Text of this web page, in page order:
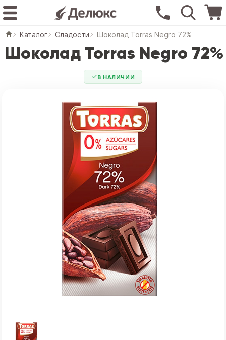
Каталог Сладости Шоколад Torras Negro 72%
Шоколад Torras Negro 72%
В НАЛИЧИИ